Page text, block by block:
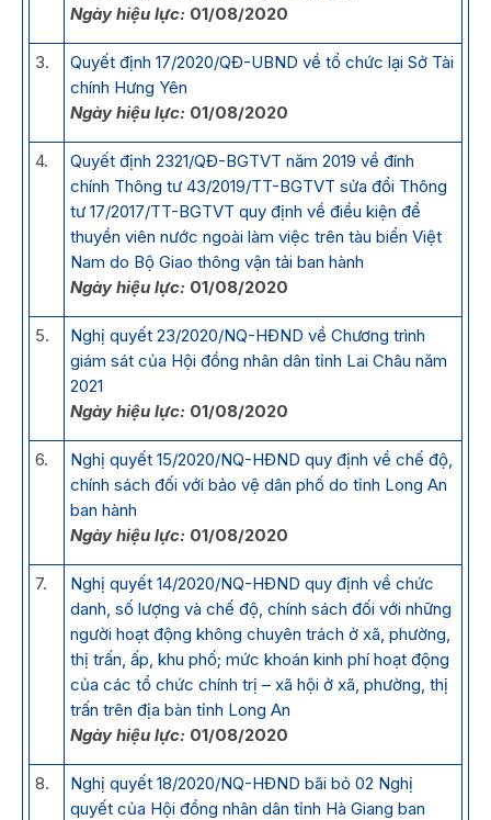
Ngày hiệu lực: 01/08/2020
3.
Quyết định 17/2020/QĐ-UBND về tổ chức lại Sở Tài
chính Hưng Yên
Ngày hiệu lực: 01/08/2020
4.
Quyết định 2321/QĐ-BGTVT năm 2019 về đính
chính Thông tư 43/2019/TT-BGTVT sửa đổi Thông
tư 17/2017/TT-BGTVT quy định về điều kiện để
thuyền viên nước ngoài làm việc trên tàu biển Việt
Nam do Bộ Giao thông vận tải ban hành
Ngày hiệu lực: 01/08/2020
5.
Nghị quyết 23/2020/NQ-HĐND về Chương trình
giám sát của Hội đồng nhân dân tỉnh Lai Châu năm
2021
Ngày hiệu lực: 01/08/2020
6.
Nghị quyết 15/2020/NQ-HĐND quy định về chế độ,
chính sách đối với bảo vệ dân phố do tỉnh Long An
ban hành
Ngày hiệu lực: 01/08/2020
7.
Nghị quyết 14/2020/NQ-HĐND quy định về chức
danh, số lượng và chế độ, chính sách đối với những
người hoạt động không chuyên trách ở xã, phường,
thị trấn, ấp, khu phố; mức khoán kinh phí hoạt động
của các tổ chức chính trị – xã hội ở xã, phường, thị
trấn trên địa bàn tỉnh Long An
Ngày hiệu lực: 01/08/2020
8.
Nghị quyết 18/2020/NQ-HĐND bãi bỏ 02 Nghị
quyết của Hội đồng nhân dân tỉnh Hà Giang ban